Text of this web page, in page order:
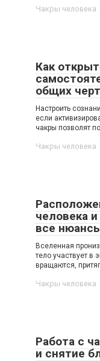
Чакры человека
Как
общих
Настроить
если
чакры позволят
Чакры человека
человека
все
Вселенная
тело участвует в
вращаются,
Чакры человека
Работа с
и снятие